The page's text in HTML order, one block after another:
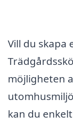
Vill du skapa
möjligheten
kan du